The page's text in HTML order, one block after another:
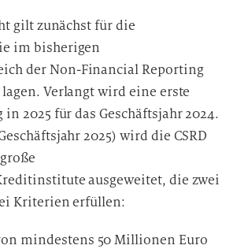
gilt zunächst für die
im bisherigen
der Non-Financial Reporting
Verlangt wird eine erste
2025 für das Geschäftsjahr 2024.
2025) wird die CSRD
ausgeweitet, die zwei
Kriterien erfüllen:
mindestens 50 Millionen Euro